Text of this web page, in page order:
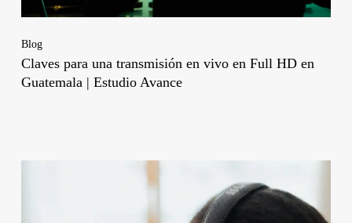
Blog
Claves para una transmisión en vivo en Full HD en
Guatemala | Estudio Avance